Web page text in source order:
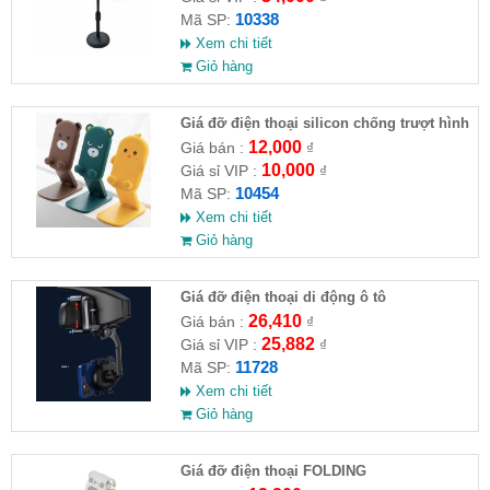
Mã SP: 10338
Xem chi tiết
Giỏ hàng
Giá đỡ điện thoại silicon chống trượt hình
thú
Giá bán : 12,000₫
Giá sỉ VIP : 10,000₫
Mã SP: 10454
Xem chi tiết
Giỏ hàng
Giá đỡ điện thoại di động ô tô
Giá bán : 26,410₫
Giá sỉ VIP : 25,882₫
Mã SP: 11728
Xem chi tiết
Giỏ hàng
Giá đỡ điện thoại FOLDING